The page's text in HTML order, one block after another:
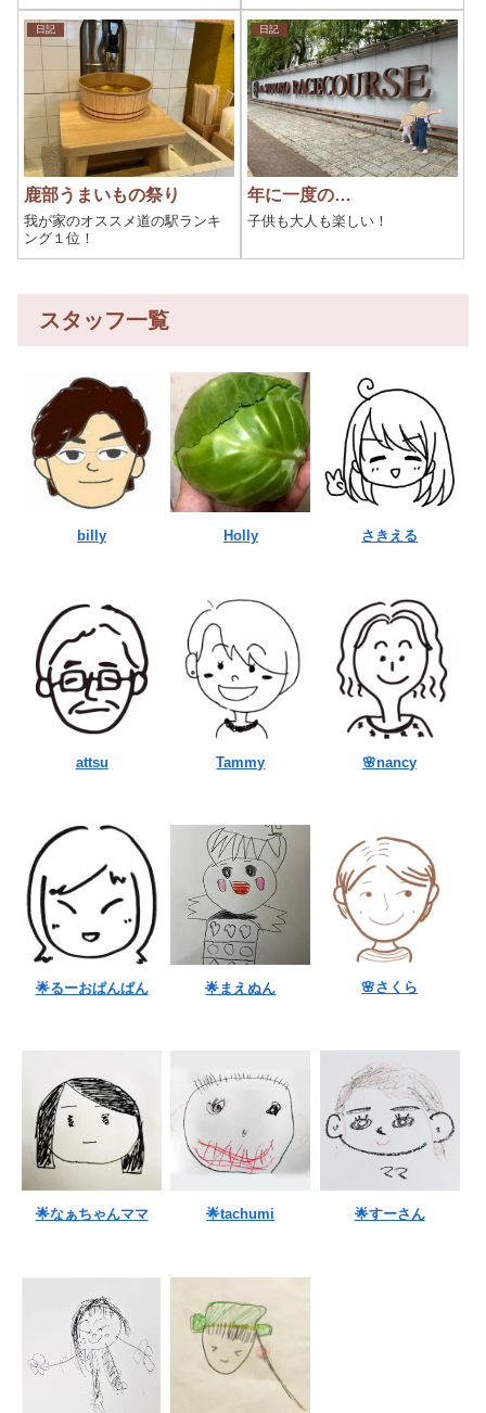
日記
鹿部うまいもの祭り
我が家のオススメ道の駅ランキ
ング１位！
日記
年に一度の…
子供も大人も楽しい！
スタッフ一覧
billy Holly さきえる
attsu Tammy 🌸nancy
🌟るーおぱんぱん 🌟まえぬん 🌸さくら
🌟なぁちゃんママ 🌟tachumi 🌟すーさん